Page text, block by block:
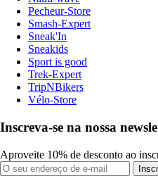
Pecheur-Store
Smash-Expert
Sneak'In
Sneakids
Sport is good
Trek-Expert
TripNBikers
Vélo-Store
Inscreva-se na nossa
Aproveite 10% de desconto ao